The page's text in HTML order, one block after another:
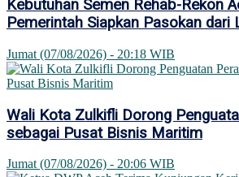
Kebutuhan Semen Rehab-Rekon
Pemerintah Siapkan Pasokan dari
Jumat (07/08/2026) - 20:18 WIB
Wali Kota Zulkifli Dorong
sebagai Pusat Bisnis Maritim
Jumat (07/08/2026) - 20:06 WIB